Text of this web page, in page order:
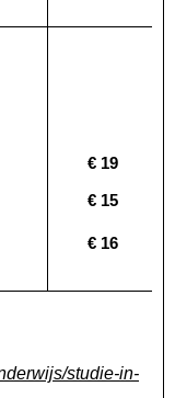
Geen waarde bekendLandelijk
€ 19
Geen waarde bekendLandelijk
€ 15
Geen waarde bekendLandelijk
€ 16
studie-in-